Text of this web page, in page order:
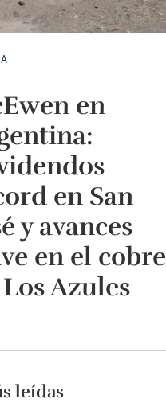
en
en San
y avances
en el cobre
Azules
leídas